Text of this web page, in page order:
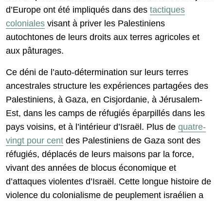
d’Europe ont été impliqués dans des tactiques
coloniales visant à priver les Palestiniens
autochtones de leurs droits aux terres agricoles et
aux pâturages.
Ce déni de l’auto-détermination sur leurs terres
ancestrales structure les expériences partagées des
Palestiniens, à Gaza, en Cisjordanie, à Jérusalem-
Est, dans les camps de réfugiés éparpillés dans les
pays voisins, et à l’intérieur d’Israël. Plus de quatre-
vingt pour cent des Palestiniens de Gaza sont des
réfugiés, déplacés de leurs maisons par la force,
vivant des années de blocus économique et
d’attaques violentes d’Israël. Cette longue histoire de
violence du colonialisme de peuplement israélien a